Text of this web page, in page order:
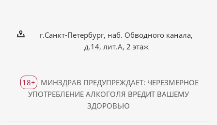
г.Санкт-Петербург, наб. Обводного канала,
д.14, лит.А, 2 этаж
18+
МИНЗДРАВ ПРЕДУПРЕЖДАЕТ: ЧЕРЕЗМЕРНОЕ
УПОТРЕБЛЕНИЕ АЛКОГОЛЯ ВРЕДИТ ВАШЕМУ
ЗДОРОВЬЮ